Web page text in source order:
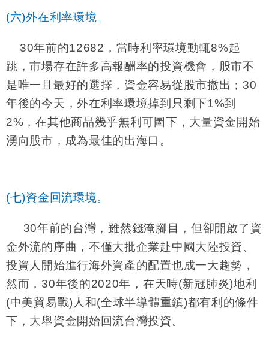
(六)外在利率環境。
30年前的12682 ，當時利率環境動輒8%起
跳，市場存在許多高報酬率的投資機會，股市不
是唯一且最好的選擇，資金容易從股市撤出； 30
年後的今天，外在利率環境掉到只剩下1%到
2% ，在其他商品幾乎無利可圖下，大量資金開始
湧向股市，成為最佳的出海口。
(七)資金回流環境。
30年前的台灣，雖然錢淹腳目，但卻開啟了資
金外流的序曲，不僅大批企業赴中國大陸投資、
投資人開始進行海外資產的配置也成一大趨勢，
然而， 30年後的2020年，在天時(新冠肺炎)地利
(中美貿易戰) 人和(全球半導體重鎮)都有利的條件
下，大舉資金開始回流台灣投資。